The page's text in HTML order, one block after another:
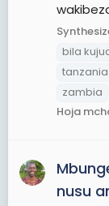
bila
tanzania
zambia
Hoja
nusu